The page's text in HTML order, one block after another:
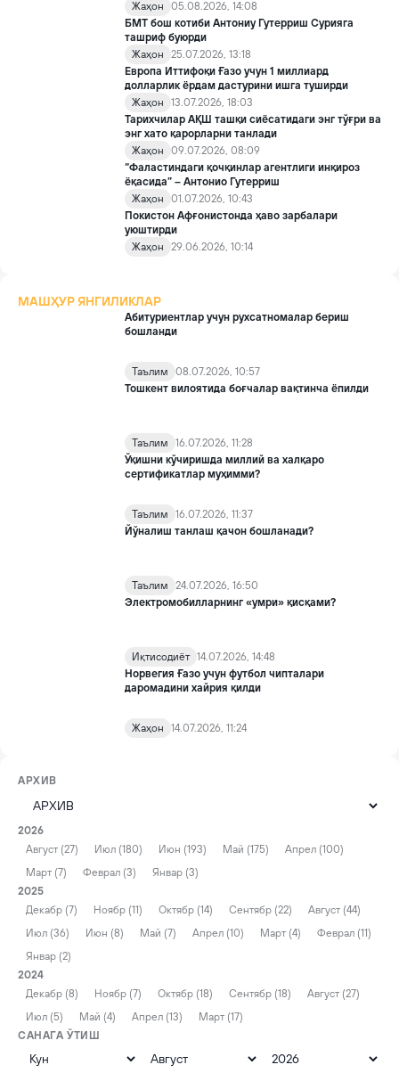
Жаҳон
05.08.2026, 14:08
БМТ бош котиби Антониу Гутерриш Сурияга
ташриф буюрди
Жаҳон
25.07.2026, 13:18
Европа Иттифоқи Ғазо учун 1 миллиард
долларлик ёрдам дастурини ишга туширди
Жаҳон
13.07.2026, 18:03
Тарихчилар АҚШ ташқи сиёсатидаги энг тўғри ва
энг хато қарорларни танлади
Жаҳон
09.07.2026, 08:09
“Фаластиндаги қочқинлар агентлиги инқироз
ёқасида” – Антонио Гутерриш
Жаҳон
01.07.2026, 10:43
Покистон Афғонистонда ҳаво зарбалари
уюштирди
Жаҳон
29.06.2026, 10:14
МАШҲУР ЯНГИЛИКЛАР
Абитуриентлар учун рухсатномалар бериш
бошланди
Таълим
08.07.2026, 10:57
Тошкент вилоятида боғчалар вақтинча ёпилди
Таълим
16.07.2026, 11:28
Ўқишни кўчиришда миллий ва халқаро
сертификатлар муҳимми?
Таълим
16.07.2026, 11:37
Йўналиш танлаш қачон бошланади?
Таълим
24.07.2026, 16:50
Электромобилларнинг «умри» қисқами?
Иқтисодиёт 14.07.2026, 14:48
Норвегия Ғазо учун футбол чипталари
даромадини хайрия қилди
Жаҳон 14.07.2026, 11:24
АРХИВ
2026
Август (27)
Июл (180) Июн (193) Май (175)
Апрел (100)
Март (7)
Феврал (3)
Январ (3)
2025
Декабр (7)
Ноябр (11) Октябр (14) Сентябр (22)
Август (44)
Июл (36)
Июн (8) Май (7) Апрел (10) Март (4)
Феврал (11)
Январ (2)
2024
Декабр (8)
Ноябр (7) Октябр (18) Сентябр (18)
Август (27)
Июл (5)
Май (4) Апрел (13)
Март (17)
САНАГА ЎТИШ